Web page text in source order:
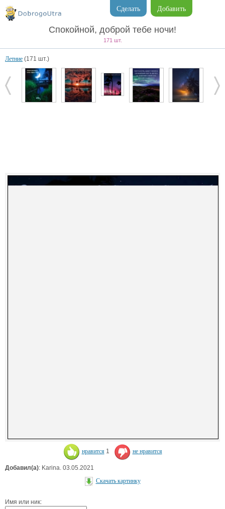
Добавить
Сделать
Спокойной, доброй тебе ночи!
171 шт.
Летние (171 шт.)
нравится 1 не нравится
Добавил(а): Karina. 03.05.2021
Скачать картинку
Имя или ник: